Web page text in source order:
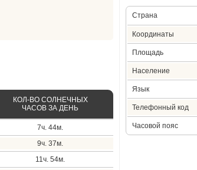
КОЛ-ВО СОЛНЕЧНЫХ
ЧАСОВ ЗА ДЕНЬ
7ч. 44м.
9ч. 37м.
11ч. 54м.
Страна
Координаты
Площадь
Население
Язык
Телефонный код
Часовой пояс